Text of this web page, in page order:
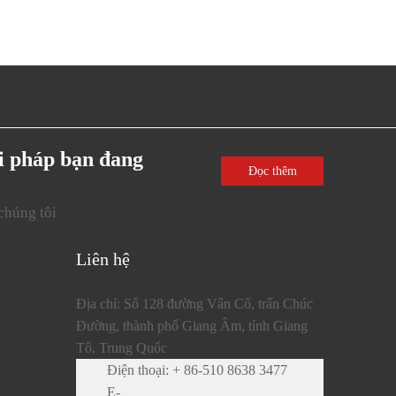
pháp bạn đang
tôi
Đọc thêm
Liên hệ
Địa chỉ: Số 128 đường Vân Cố, trấn Chúc
Đường, thành phố Giang Âm, tỉnh Giang
Tô, Trung Quốc
Điện thoại: + 86-510 8638 3477
E-